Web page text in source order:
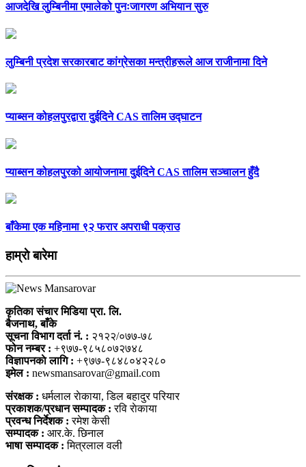
आजदेखि लुम्बिनीमा एमालेको पुनःजागरण अभियान सुरु
लुम्बिनी प्रदेश सरकारबाट कांग्रेसका मन्त्रीहरूले आज राजीनामा दिने
प्याब्सन कोहलपुरद्वारा दुईदिने CAS तालिम उद्घाटन
प्याब्सन कोहलपुरको आयोजनामा दुईदिने CAS तालिम सञ्चालन हुँदै
बाँकेमा एक महिनामा ९२ फरार अपराधी पक्राउ
हाम्राे बारेमा
कृतिका संचार मिडिया प्रा. लि.
बैजनाथ, बाँके
सूचना विभाग दर्ता नं. : २१२२/०७७-७८
फोन नम्बर : +९७७-९८५८०७२७४८
विज्ञापनकाे लागि : +९७७-९८४८०४२२८०
इमेल : newsmansarovar@gmail.com
संरक्षक : धर्मलाल राेकाया, डिल बहादुर परियार
प्रकाशक/प्रधान सम्पादक : रवि राेकाया
प्रवन्ध निर्देशक : रमेश केसी
सम्पादक : आर.के. छिनाल
भाषा सम्पादक : मित्रलाल वली